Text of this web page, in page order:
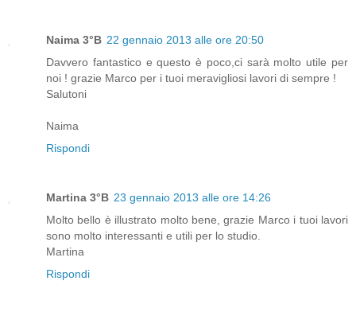
Naima 3°B 22 gennaio 2013 alle ore 20:50
Davvero fantastico e questo è poco,ci sarà molto utile per
noi ! grazie Marco per i tuoi meravigliosi lavori di sempre !
Salutoni
Naima
Rispondi
Martina 3°B 23 gennaio 2013 alle ore 14:26
Molto bello è illustrato molto bene, grazie Marco i tuoi lavori
sono molto interessanti e utili per lo studio.
Martina
Rispondi